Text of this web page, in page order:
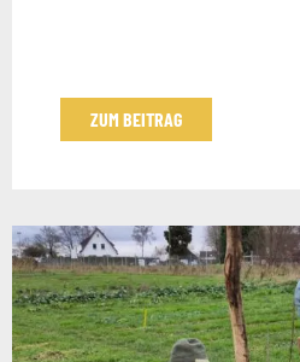
ZUM BEITRAG